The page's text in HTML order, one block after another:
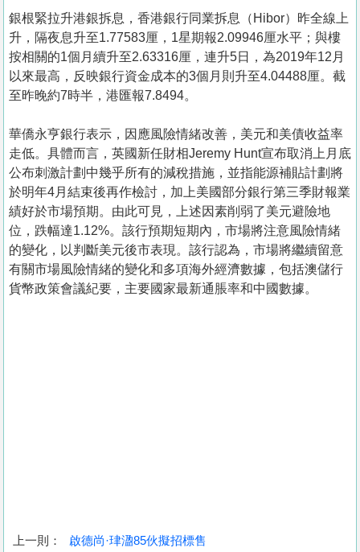
們
銀根緊拉升港銀拆息，香港銀行同業拆息（Hibor）昨全線上
升，隔夜息升至1.77583厘，1星期報2.09946厘水平；與樓
按相關的1個月續升至2.63316厘，連升5日，為2019年12月
以來最高，反映銀行資金成本的3個月則升至4.04488厘。截
至昨晚約7時半，港匯報7.8494。
華僑永亨銀行表示，因應風險情緒改善，美元和美債收益率
走低。具體而言，英國新任財相Jeremy Hunt宣布取消上月底
公布刺激計劃中幾乎所有的減稅措施，並指能源補貼計劃將
於明年4月結束後再作檢討，加上美國部分銀行第三季財報業
績好於市場預期。由此可見，上述因素削弱了美元避險地
位，跌幅達1.12%。該行預期短期內，市場將注意風險情緒
的變化，以判斷美元後市表現。該行認為，市場將繼續留意
有關市場風險情緒的變化和多項海外經濟數據，包括澳儲行
貨幣政策會議紀要，主要國家最新通脹率和中國數據。
上一則： 啟德尚·珒溋85伙擬招標售